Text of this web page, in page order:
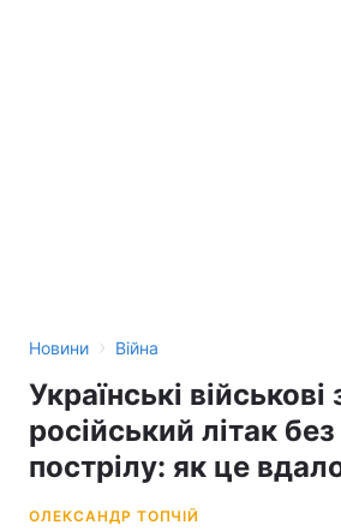
Новини › Війна
Українські
російський літак
пострілу: як це
ОЛЕКСАНДР ТОПЧІЙ